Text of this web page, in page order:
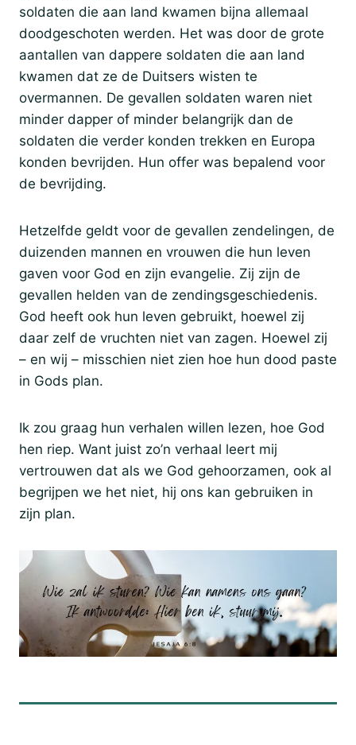
soldaten die aan land kwamen bijna allemaal
doodgeschoten werden. Het was door de grote
aantallen van dappere soldaten die aan land
kwamen dat ze de Duitsers wisten te
overmannen. De gevallen soldaten waren niet
minder dapper of minder belangrijk dan de
soldaten die verder konden trekken en Europa
konden bevrijden. Hun offer was bepalend voor
de bevrijding.
Hetzelfde geldt voor de gevallen zendelingen, de
duizenden mannen en vrouwen die hun leven
gaven voor God en zijn evangelie. Zij zijn de
gevallen helden van de zendingsgeschiedenis.
God heeft ook hun leven gebruikt, hoewel zij
daar zelf de vruchten niet van zagen. Hoewel zij
– en wij – misschien niet zien hoe hun dood paste
in Gods plan.
Ik zou graag hun verhalen willen lezen, hoe God
hen riep. Want juist zo’n verhaal leert mij
vertrouwen dat als we God gehoorzamen, ook al
begrijpen we het niet, hij ons kan gebruiken in
zijn plan.